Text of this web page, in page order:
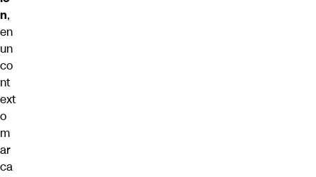
n,
en
un
co
nt
ext
o
m
ar
ca